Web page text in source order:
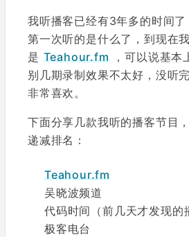
我听播客已经有3年多的时间
第一次听的是什么了，到现在
是 Teahour.fm，可以说基本
别几期录制效果不太好，没听
非常喜欢。
下面分享几款我听的播客节目
递减排名：
Teahour.fm
吴晓波频道
代码时间（前几天才发现的
极客电台